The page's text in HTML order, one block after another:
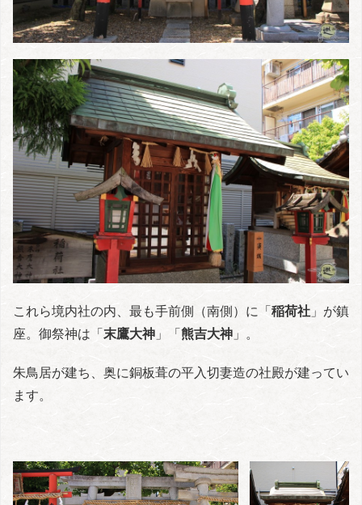
これら境内社の内、最も手前側（南側）に「稲荷社 」が鎮
座。御祭神は「末鷹大神 」「熊吉大神 」。
朱鳥居が建ち、奥に銅板葺の平入切妻造の社殿が建ってい
ます。